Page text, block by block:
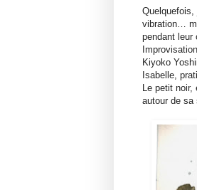
vibration…
pendant leur
Kiyoko
Isabelle,
Le petit
autour de sa